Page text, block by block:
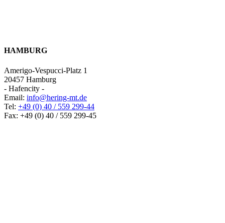
HAMBURG
Amerigo-Vespucci-Platz 1
20457 Hamburg
- Hafencity -
Email: info@hering-mt.de
Tel: +49 (0) 40 / 559 299-44
Fax: +49 (0) 40 / 559 299-45